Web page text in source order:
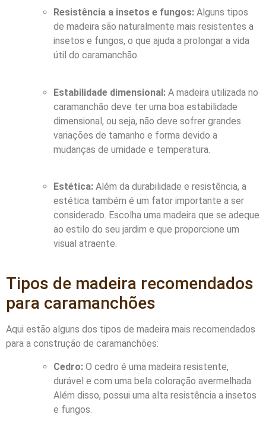
Resistência a insetos e fungos: Alguns tipos
de madeira são naturalmente mais resistentes a
insetos e fungos, o que ajuda a prolongar a vida
útil do caramanchão.
Estabilidade dimensional: A madeira utilizada no
caramanchão deve ter uma boa estabilidade
dimensional, ou seja, não deve sofrer grandes
variações de tamanho e forma devido a
mudanças de umidade e temperatura.
Estética: Além da durabilidade e resistência, a
estética também é um fator importante a ser
considerado. Escolha uma madeira que se adeque
ao estilo do seu jardim e que proporcione um
visual atraente.
Tipos de madeira recomendados
para caramanchões
Aqui estão alguns dos tipos de madeira mais recomendados
para a construção de caramanchões:
Cedro: O cedro é uma madeira resistente,
durável e com uma bela coloração avermelhada.
Além disso, possui uma alta resistência a insetos
e fungos.